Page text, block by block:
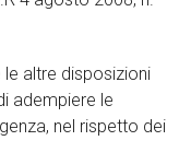
le altre disposizioni
adempiere le
nel rispetto dei